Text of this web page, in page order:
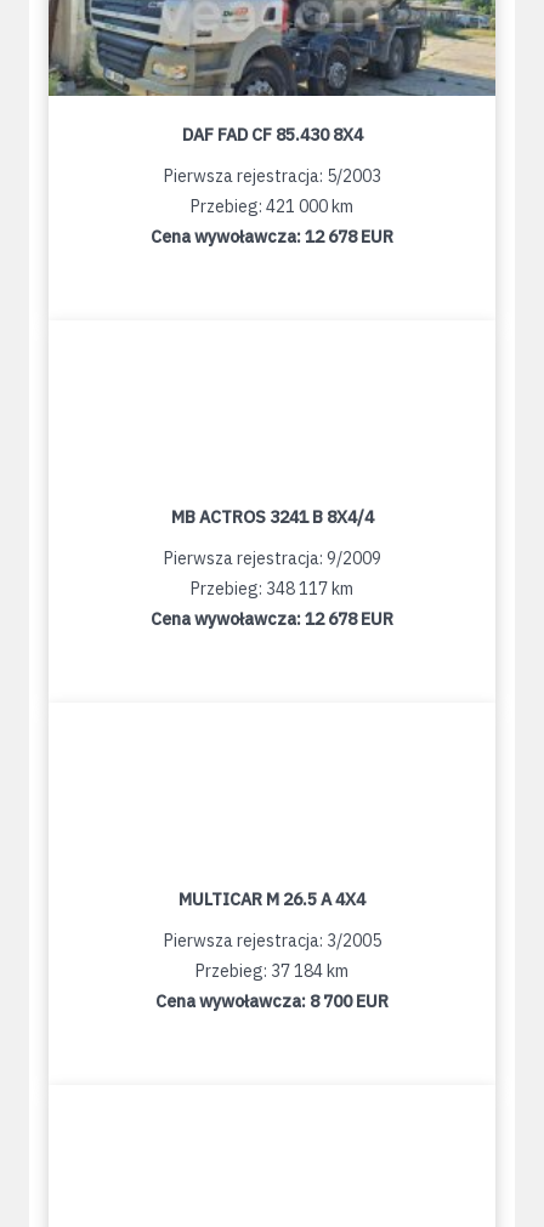
DAF FAD CF 85.430 8X4
Pierwsza rejestracja: 5/2003
Przebieg: 421 000 km
Cena wywoławcza:12 678 EUR
MB ACTROS 3241 B 8X4/4
Pierwsza rejestracja: 9/2009
Przebieg: 348 117 km
Cena wywoławcza:12 678 EUR
MULTICAR M 26.5 A 4X4
Pierwsza rejestracja: 3/2005
Przebieg: 37 184 km
Cena wywoławcza: 8 700 EUR